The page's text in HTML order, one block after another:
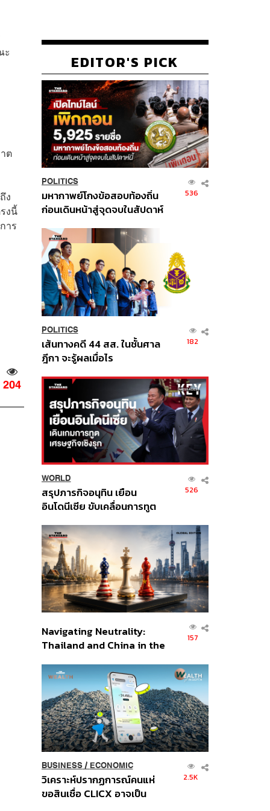
ะ
ต
ง
งนี้
าร
204
EDITOR'S PICK
POLITICS
มหากาพย์โกงข้อสอบท้องถิ่น
ก่อนเดินหน้าสู่จุดจบในสัปดาห์
536
POLITICS
เส้นทางคดี 44 สส. ในชั้นศาล
ฎีกา จะรู้ผลเมื่อไร
182
WORLD
สรุปภารกิจอนุทิน เยือน
อินโดนีเซีย ขับเคลื่อนการทูต
ส่วนยุทธศาสตร์ไทย –
อินโดนีเซีย
526
Navigating Neutrality:
Thailand and China in the
Order
157
BUSINESS/ ECONOMIC
วิเคราะห์ปรากฏการณ์คนแห่
ขอสินเชื่อ CLICX อาจเป็น
2.5K